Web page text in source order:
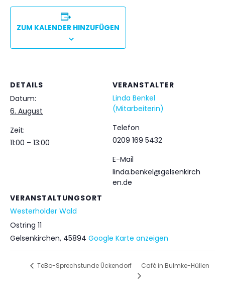
ZUM KALENDER HINZUFÜGEN
DETAILS
Datum:
6. August
Zeit:
11:00 – 13:00
VERANSTALTUNGSORT
Westerholder Wald
Ostring 11
Gelsenkirchen, 45894 Google Karte anzeigen
VERANSTALTER
Linda Benkel
(Mitarbeiterin)
Telefon
0209 169 5432
E-Mail
linda.benkel@gelsenkirch
en.de
TeBo-Sprechstunde Ückendorf Café in Bulmke-Hüllen